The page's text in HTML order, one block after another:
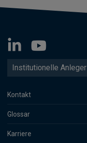
Institutionelle Anleger
Kontakt
Glossar
Karriere